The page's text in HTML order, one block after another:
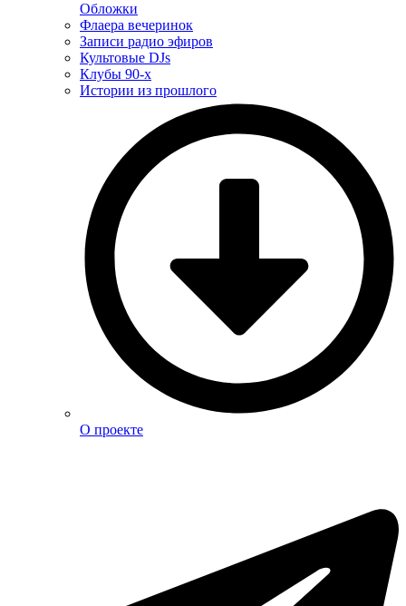
Обложки
Флаера вечеринок
Записи радио эфиров
Культовые DJs
Клубы 90-х
Истории из прошлого
О проекте